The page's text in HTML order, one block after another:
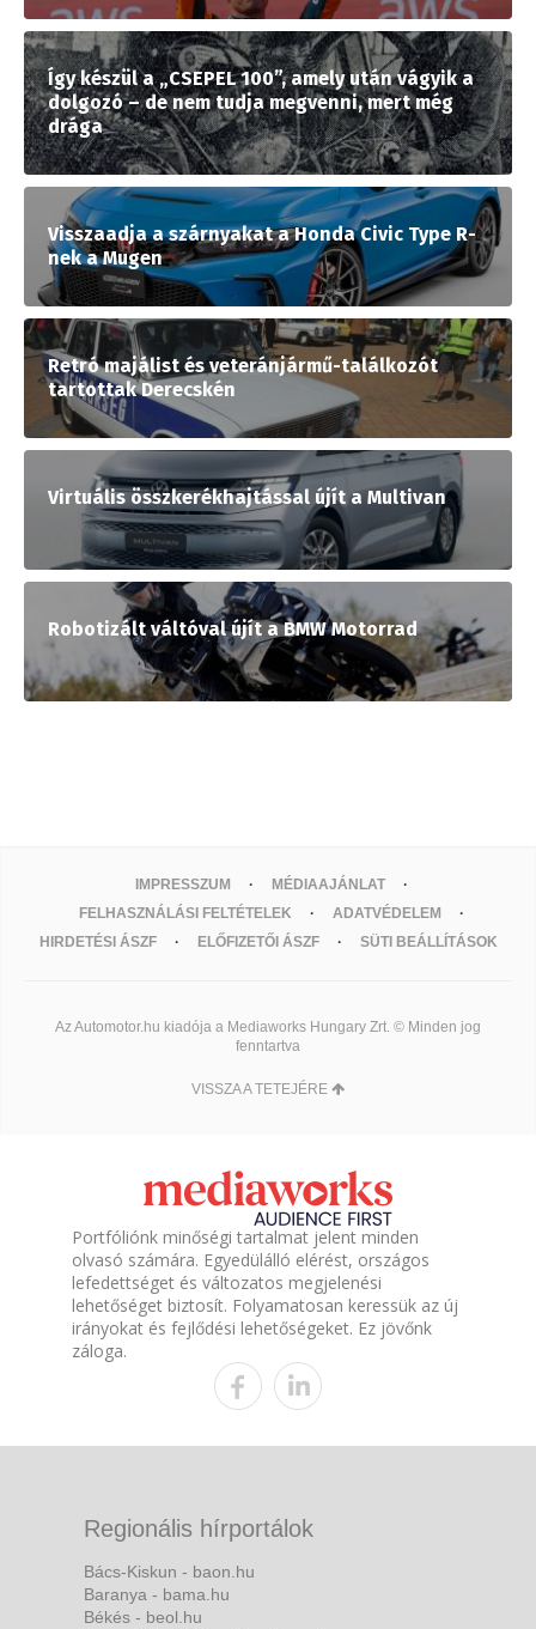
Így készül a „CSEPEL 100”, amely után vágyik a
dolgozó – de nem tudja megvenni, mert még
drága
Visszaadja a szárnyakat a Honda Civic Type R-
nek a Mugen
Retró majálist és veteránjármű-találkozót
tartottak Derecskén
Virtuális összkerékhajtással újít a Multivan
Robotizált váltóval újít a BMW Motorrad
IMPRESSZUM
MÉDIAAJÁNLAT
FELHASZNÁLÁSI FELTÉTELEK
ADATVÉDELEM
HIRDETÉSI ÁSZF
ELŐFIZETŐI ÁSZF SÜTI BEÁLLÍTÁSOK
Az Automotor.hu kiadója a Mediaworks Hungary Zrt. © Minden jog
fenntartva
VISSZA A TETEJÉRE
Portfóliónk minőségi tartalmat jelent minden
olvasó számára. Egyedülálló elérést, országos
lefedettséget és változatos megjelenési
lehetőséget biztosít. Folyamatosan keressük az új
irányokat és fejlődési lehetőségeket. Ez jövőnk
záloga.
Regionális hírportálok
Bács-Kiskun - baon.hu
Baranya - bama.hu
Békés - beol.hu